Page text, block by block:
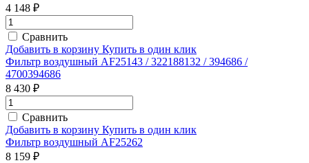
4 148 ₽
Сравнить
Добавить в корзину Купить в один клик
Фильтр воздушный AF25143 / 322188132 / 394686 /
4700394686
8 430 ₽
Сравнить
Добавить в корзину Купить в один клик
Фильтр воздушный AF25262
8 159 ₽